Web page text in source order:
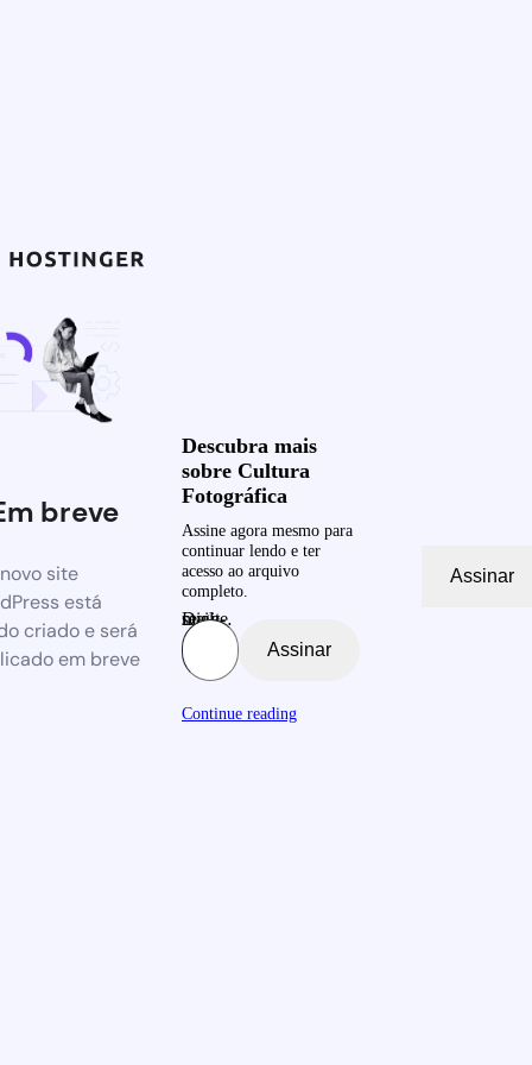
breve
site
está
criado e será
em breve
Descubra mais
sobre Cultura
Fotográfica
Assine agora mesmo para
continuar lendo e ter
acesso ao arquivo
completo.
Digite seu e-mail…
Assinar
Continue reading
Assinar